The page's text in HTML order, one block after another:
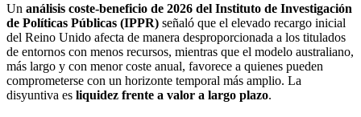
Un análisis coste-beneficio de 2026 del Instituto de Investigación
de Políticas Públicas (IPPR) señaló que el elevado recargo inicial
del Reino Unido afecta de manera desproporcionada a los titulados
de entornos con menos recursos, mientras que el modelo australiano,
más largo y con menor coste anual, favorece a quienes pueden
comprometerse con un horizonte temporal más amplio. La
disyuntiva es liquidez frente a valor a largo plazo.